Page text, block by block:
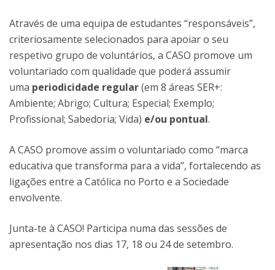
Através de uma equipa de estudantes “responsáveis”,
criteriosamente selecionados para apoiar o seu
respetivo grupo de voluntários, a CASO promove um
voluntariado com qualidade que poderá assumir
uma periodicidade regular(em 8 áreas SER+:
Ambiente; Abrigo; Cultura; Especial; Exemplo;
Profissional; Sabedoria; Vida) e/ou pontual.
A CASO promove assim o voluntariado como “marca
educativa que transforma para a vida”, fortalecendo as
ligações entre a Católica no Porto e a Sociedade
envolvente.
Junta-te à CASO! Participa numa das sessões de
apresentação nos dias 17, 18 ou 24 de setembro.